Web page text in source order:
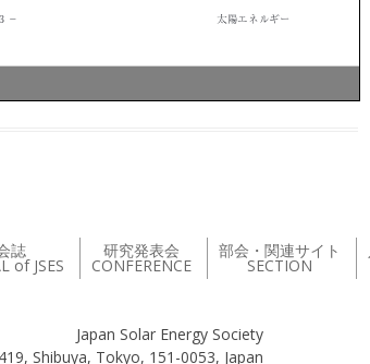
誌
of JSES
研究発表会
CONFERENCE
部会・関連サイト
SECTION
Japan Solar Energy Society
Shibuya, Tokyo, 151-0053, Japan